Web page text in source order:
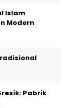
Islam
Modern
Pabrik